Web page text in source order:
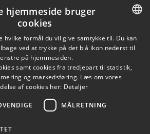
INSTAGRAM
LINKEDIN
X
YOUTUBE
DANISH
ENGLISH
hjemmeside bruger
cookies
hvilke formål du vil give samtykke til. Du kan
ved at trykke på det blå ikon nederst til
på hjemmesiden.
samt cookies fra tredjepart til statistik,
og markedsføring. Læs om vores
af cookies her: Detaljer
MÅLRETNING